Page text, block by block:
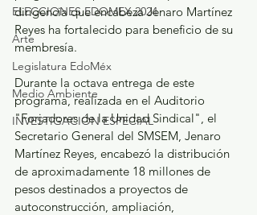
ELECCIONES EDOMEX 2024
Arte
Legislatura EdoMéx
Medio Ambiente
INVESTIGACIÓN ESPECIAL
dirigencia que encabeza Jenaro Martínez
Reyes ha fortalecido para beneficio de su
membresía.
Durante la octava entrega de este
programa, realizada en el Auditorio
"Forjadores de la Unidad Sindical", el
Secretario General del SMSEM, Jenaro
Martínez Reyes, encabezó la distribución
de aproximadamente 18 millones de
pesos destinados a proyectos de
autoconstrucción, ampliación,